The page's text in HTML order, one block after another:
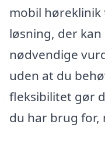
mobil
løsning, der
nødvendige
uden at du
fleksibilitet gør
du har brug for,